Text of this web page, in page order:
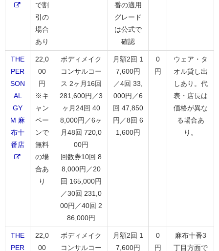
で割
引の
場合
あり
番の適用
グレード
は公式で
確認
THE
PER
SON
AL
GY
M 麻
布十
番店
22,0
00
円
※キ
ャン
ペー
ンで
無料
の場
合あ
り
ボディメイク
コンサルコー
ス 2ヶ月16回
281,600円／3
ヶ月24回 40
8,000円／6ヶ
月48回 720,0
00円
回数券10回 8
8,000円／20
回 165,000円
／30回 231,0
00円／40回 2
86,000円
月額2回 1
7,600円
／4回 33,
000円／6
回 47,850
円／8回 6
1,600円
0
円
ウェア・タ
オル貸し出
しあり。代
表・店長は
価格が異な
る場合あ
り。
THE
PER
22,0
00
ボディメイク
コンサルコー
月額2回 1
7,600円
0
円
麻布十番3
丁目方面で